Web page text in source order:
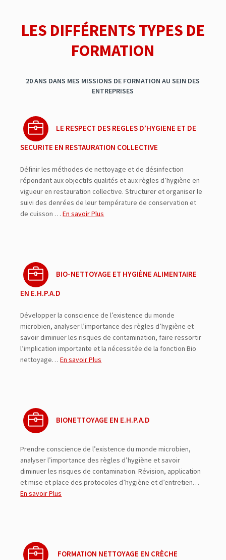
LES DIFFÉRENTS TYPES DE
FORMATION
20 ANS DANS MES MISSIONS DE FORMATION AU SEIN DES
ENTREPRISES
LE RESPECT DES REGLES D’HYGIENE ET DE
SECURITE EN RESTAURATION COLLECTIVE
Définir les méthodes de nettoyage et de désinfection
répondant aux objectifs qualités et aux règles d’hygiène en
vigueur en restauration collective. Structurer et organiser le
suivi des denrées de leur température de conservation et
de cuisson …En savoir Plus
BIO-NETTOYAGE ET HYGIÈNE ALIMENTAIRE
EN E.H.P.A.D
Développer la conscience de l’existence du monde
microbien, analyser l’importance des règles d’hygiène et
savoir diminuer les risques de contamination, faire ressortir
l’implication importante et la nécessitée de la fonction Bio
nettoyage…En savoir Plus
BIONETTOYAGE EN E.H.P.A.D
Prendre conscience de l’existence du monde microbien,
analyser l’importance des règles d’hygiène et savoir
diminuer les risques de contamination. Révision, application
et mise et place des protocoles d’hygiène et d’entretien…
En savoir Plus
FORMATION NETTOYAGE EN CRÈCHE